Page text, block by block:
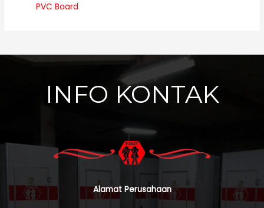
PVC Board
INFO KONTAK
Alamat Perusahaan